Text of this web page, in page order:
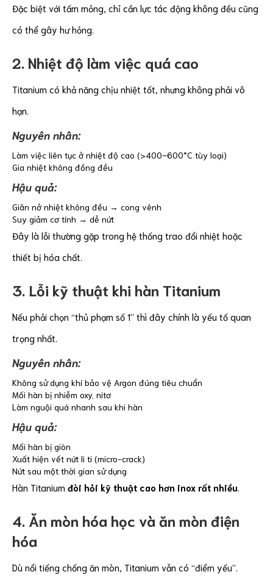
Đặc biệt với tấm mỏng, chỉ cần lực tác động không đều cũng
có thể gây hư hỏng.
2. Nhiệt độ làm việc quá cao
Titanium có khả năng chịu nhiệt tốt, nhưng không phải vô
hạn.
Nguyên nhân:
Làm việc liên tục ở nhiệt độ cao (>400–600°C tùy loại)
Gia nhiệt không đồng đều
Hậu quả:
Giãn nở nhiệt không đều → cong vênh
Suy giảm cơ tính → dễ nứt
Đây là lỗi thường gặp trong hệ thống trao đổi nhiệt hoặc
thiết bị hóa chất.
3. Lỗi kỹ thuật khi hàn Titanium
Nếu phải chọn “thủ phạm số 1” thì đây chính là yếu tố quan
trọng nhất.
Nguyên nhân:
Không sử dụng khí bảo vệ Argon đúng tiêu chuẩn
Mối hàn bị nhiễm oxy, nitơ
Làm nguội quá nhanh sau khi hàn
Hậu quả:
Mối hàn bị giòn
Xuất hiện vết nứt li ti (micro-crack)
Nứt sau một thời gian sử dụng
Hàn Titanium đòi hỏi kỹ thuật cao hơn inox rất nhiều
4. Ăn mòn hóa học và ăn mòn điện
hóa
Dù nổi tiếng chống ăn mòn, Titanium vẫn có “điểm yếu”.